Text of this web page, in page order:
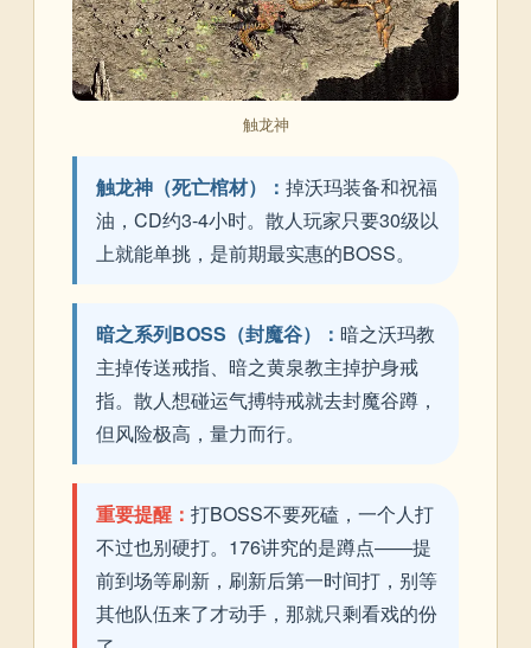
触龙神
触龙神（死亡棺材）： 掉沃玛装备和祝福
油，CD约3-4小时。散人玩家只要30级以
上就能单挑，是前期最实惠的BOSS。
暗之系列BOSS（封魔谷）： 暗之沃玛教
主掉传送戒指、暗之黄泉教主掉护身戒
指。散人想碰运气搏特戒就去封魔谷蹲，
但风险极高，量力而行。
重要提醒： 打BOSS不要死磕，一个人打
不过也别硬打。176讲究的是蹲点——提
前到场等刷新，刷新后第一时间打，别等
其他队伍来了才动手，那就只剩看戏的份